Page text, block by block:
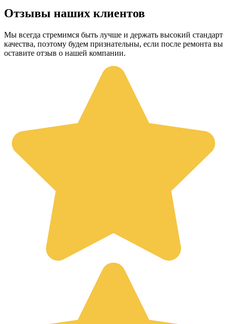
Отзывы наших клиентов
Мы всегда стремимся быть лучше и держать высокий стандарт
качества, поэтому будем признательны, если после ремонта вы
оставите отзыв о нашей компании.